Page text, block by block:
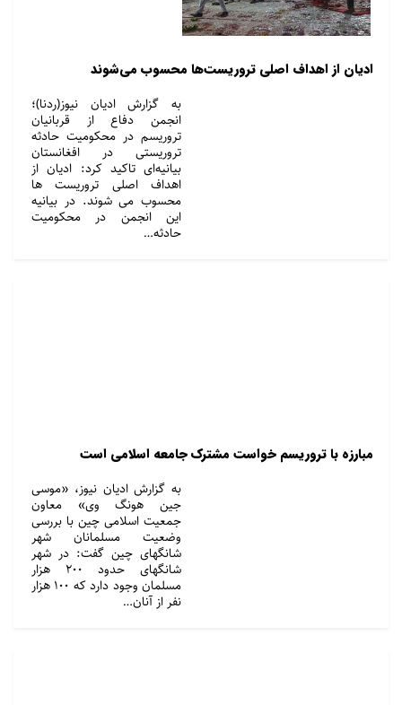
ادیان از اهداف اصلی تروریست‌ها محسوب می‌شوند
به گزارش ادیان نیوز(ردنا)؛
انجمن دفاع از قربانیان
تروریسم در محکومیت حادثه
تروریستی در افغانستان
بیانیه‌ای تاکید کرد: ادیان از
اهداف اصلی تروریست ها
محسوب می شوند. در بیانیه
این انجمن در محکومیت
حادثه…
مبارزه با تروریسم خواست مشترک جامعه اسلامی است
به گزارش ادیان نیوز، «موسی
جین هونگ وی» معاون
جمعیت اسلامی چین با بررسی
وضعیت مسلمانان شهر
شانگهای چین گفت: در شهر
شانگهای حدود ۲۰۰ هزار
مسلمان وجود دارد که ۱۰۰ هزار
نفر از آنان…